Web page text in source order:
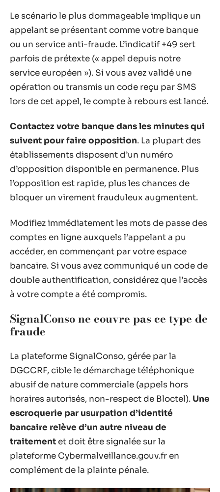
Le scénario le plus dommageable implique un
appelant se présentant comme votre banque
ou un service anti-fraude. L’indicatif +49 sert
parfois de prétexte (« appel depuis notre
service européen »). Si vous avez validé une
opération ou transmis un code reçu par SMS
lors de cet appel, le compte à rebours est lancé.
Contactez votre banque dans les minutes qui
suivent pour faire opposition. La plupart des
établissements disposent d’un numéro
d’opposition disponible en permanence. Plus
l’opposition est rapide, plus les chances de
bloquer un virement frauduleux augmentent.
Modifiez immédiatement les mots de passe des
comptes en ligne auxquels l’appelant a pu
accéder, en commençant par votre espace
bancaire. Si vous avez communiqué un code de
double authentification, considérez que l’accès
à votre compte a été compromis.
SignalConso ne couvre pas ce type de
fraude
La plateforme SignalConso, gérée par la
DGCCRF, cible le démarchage téléphonique
abusif de nature commerciale (appels hors
horaires autorisés, non-respect de Bloctel). Une
escroquerie par usurpation d’identité
bancaire relève d’un autre niveau de
traitement et doit être signalée sur la
plateforme Cybermalveillance.gouv.fr en
complément de la plainte pénale.